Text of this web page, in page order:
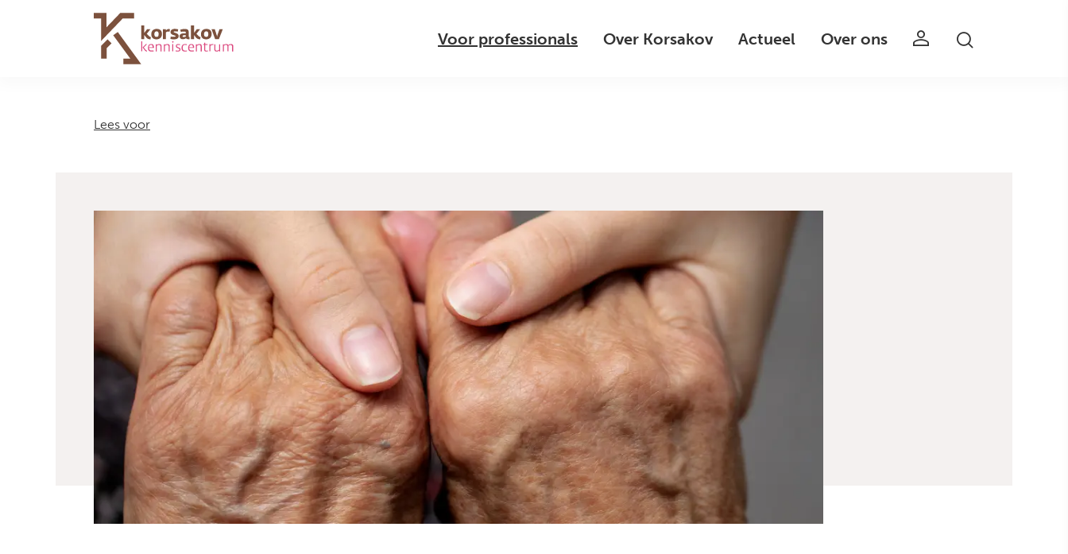
Navigation Voor professionals Over Korsakov Actueel Over ons
Lees voor